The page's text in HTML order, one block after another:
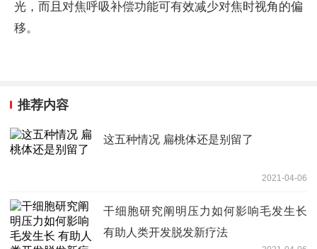
光，而且对焦呼吸补偿功能可有效减少对焦时视角的偏
移。
推荐内容
这五种情况 扁桃体还是别留了
2021-04-06
干细胞研究阐明压力如何影响毛发生长
有助人类开发脱发新疗法